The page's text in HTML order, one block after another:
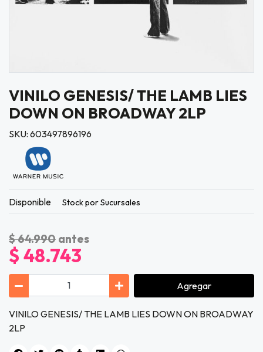
VINILO GENESIS/ THE LAMB LIES
DOWN ON BROADWAY 2LP
SKU: 603497896196
Disponible Stock por Sucursales
$ 64.990 antes
$ 48.743
Agregar
VINILO GENESIS/ THE LAMB LIES DOWN ON BROADWAY
2LP